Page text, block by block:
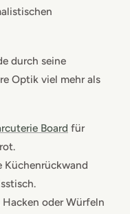
durch seine
Optik viel mehr als
Board für
Küchenrückwand
oder Würfeln